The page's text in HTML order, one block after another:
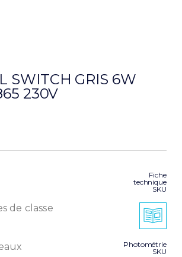
SWITCH GRIS 6W
230V
de classe
Fiche
technique
SKU
Photométrie
SKU